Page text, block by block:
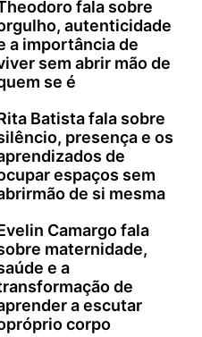
fala sobre
autenticidade
a importância de
sem abrir mão de
se é
Batista fala sobre
presença e os
de
espaços sem
de si mesma
Camargo fala
maternidade,
e a
de
a escutar
corpo